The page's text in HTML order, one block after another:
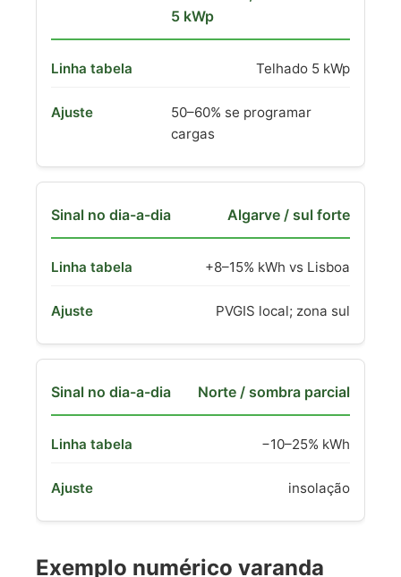
5 kWp
Telhado 5 kWp
50–60% se programar
cargas
Algarve / sul forte
+8–15% kWh vs Lisboa
PVGIS local; zona sul
Norte / sombra parcial
−10–25% kWh
insolação
Exemplo numérico varanda